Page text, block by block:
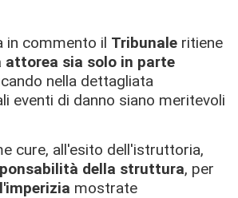
in commento il Tribunale ritiene
attorea sia solo in parte
nella dettagliata
eventi di danno siano meritevoli
cure, all'esito dell'istruttoria,
della struttura, per
mostrate